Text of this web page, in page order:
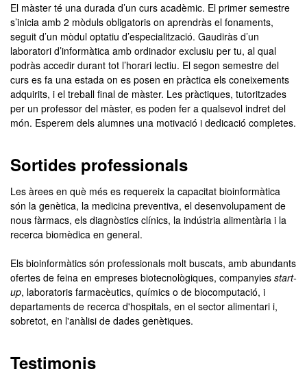
El màster té una durada d’un curs acadèmic. El primer semestre
s’inicia amb 2 mòduls obligatoris on aprendràs el fonaments,
seguit d’un mòdul optatiu d’especialització. Gaudiràs d’un
laboratori d’informàtica amb ordinador exclusiu per tu, al qual
podràs accedir durant tot l’horari lectiu. El segon semestre del
curs es fa una estada on es posen en pràctica els coneixements
adquirits, i el treball final de màster. Les pràctiques, tutoritzades
per un professor del màster, es poden fer a qualsevol indret del
món. Esperem dels alumnes una motivació i dedicació completes.
Sortides professionals
Les àrees en què més es requereix la capacitat bioinformàtica
són la genètica, la medicina preventiva, el desenvolupament de
nous fàrmacs, els diagnòstics clínics, la indústria alimentària i la
recerca biomèdica en general.
Els bioinformàtics són professionals molt buscats, amb abundants
ofertes de feina en empreses biotecnològiques, companyies start-
up, laboratoris farmacèutics, químics o de biocomputació, i
departaments de recerca d'hospitals, en el sector alimentari i,
sobretot, en l'anàlisi de dades genètiques.
Testimonis